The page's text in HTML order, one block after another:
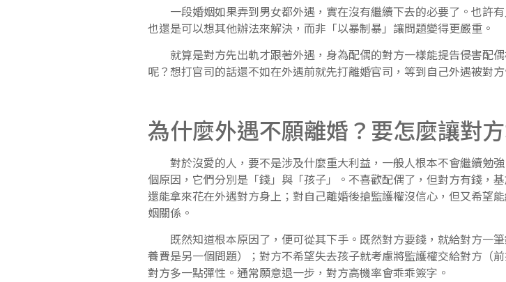
一段婚姻如果弄到男女都外遇，實在沒有繼續下去的必要了。也許
也還是可以想其他辦法來解決，而非「以暴制暴」讓問題變得更嚴重。
就算是對方先出軌才跟著外遇，身為配偶的對方一樣能提告侵害配
呢？想打官司的話還不如在外遇前就先打離婚官司，等到自己外遇被對
為什麼外遇不願離婚？要怎麼讓對
對於沒愛的人，要不是涉及什麼重大利益，一般人根本不會繼續勉
個原因，它們分別是「錢」與「孩子」。不喜歡配偶了，但對方有錢，
還能拿來花在外遇對方身上；對自己離婚後搶監護權沒信心，但又希望
姻關係。
既然知道根本原因了，便可從其下手。既然對方要錢，就給對方一
養費是另一個問題）；對方不希望失去孩子就考慮將監護權交給對方（
對方多一點彈性。通常願意退一步，對方高機率會乖乖簽字。